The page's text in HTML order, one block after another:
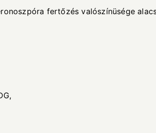
fertőzés valószínüsége